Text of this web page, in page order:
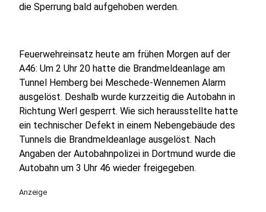
die Sperrung bald aufgehoben werden.
Feuerwehreinsatz heute am frühen Morgen auf der
A46: Um 2 Uhr 20 hatte die Brandmeldeanlage am
Tunnel Hemberg bei Meschede-Wennemen Alarm
ausgelöst. Deshalb wurde kurzzeitig die Autobahn in
Richtung Werl gesperrt. Wie sich herausstellte hatte
ein technischer Defekt in einem Nebengebäude des
Tunnels die Brandmeldeanlage ausgelöst. Nach
Angaben der Autobahnpolizei in Dortmund wurde die
Autobahn um 3 Uhr 46 wieder freigegeben.
Anzeige